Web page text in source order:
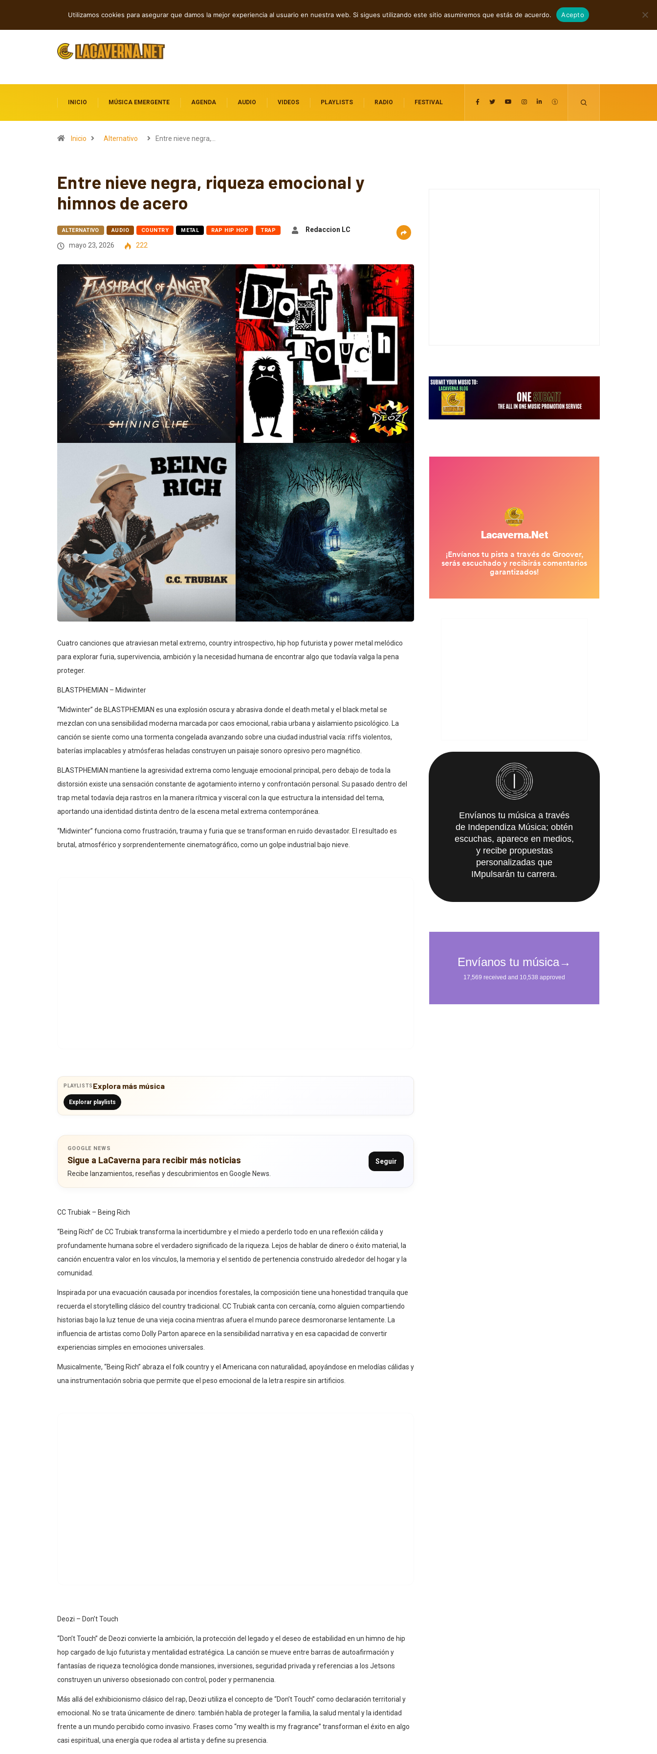
agosto 7, 2026
Entre nieve negra,…
Entre nieve negra, riqueza emocional y
himnos de acero
ALTERNATIVO AUDIO COUNTRY METAL RAP HIP HOP TRAP
mayo 23, 2026
Cuatro canciones que atraviesan metal extremo, country introspectivo, hip hop futurista y power metal melódico
para explorar furia, supervivencia, ambición y la necesidad humana de encontrar algo que todavía valga la pena
proteger.
“Midwinter” de BLASTPHEMIAN es una explosión oscura y abrasiva donde el death metal y el black metal se
mezclan con una sensibilidad moderna marcada por caos emocional, rabia urbana y aislamiento psicológico. La
canción se siente como una tormenta congelada avanzando sobre una ciudad industrial vacía: riffs violentos,
baterías implacables y atmósferas heladas construyen un paisaje sonoro opresivo pero magnético.
BLASTPHEMIAN mantiene la agresividad extrema como lenguaje emocional principal, pero debajo de toda la
distorsión existe una sensación constante de agotamiento interno y confrontación personal. Su pasado dentro del
trap metal todavía deja rastros en la manera rítmica y visceral con la que estructura la intensidad del tema,
aportando una identidad distinta dentro de la escena metal extrema contemporánea.
“Midwinter” funciona como frustración, trauma y furia que se transforman en ruido devastador. El resultado es
brutal, atmosférico y sorprendentemente cinematográfico, como un golpe industrial bajo nieve.
Explora más música
Explorar playlists
Sigue a LaCaverna para recibir más noticias
Recibe lanzamientos, reseñas y descubrimientos en Google News.
Seguir
CC Trubiak – Being Rich
“Being Rich” de CC Trubiak transforma la incertidumbre y el miedo a perderlo todo en una reflexión cálida y
profundamente humana sobre el verdadero significado de la riqueza. Lejos de hablar de dinero o éxito material, la
canción encuentra valor en los vínculos, la memoria y el sentido de pertenencia construido alrededor del hogar y la
Inspirada por una evacuación causada por incendios forestales, la composición tiene una honestidad tranquila que
recuerda el storytelling clásico del country tradicional. CC Trubiak canta con cercanía, como alguien compartiendo
historias bajo la luz tenue de una vieja cocina mientras afuera el mundo parece desmoronarse lentamente. La
influencia de artistas como Dolly Parton aparece en la sensibilidad narrativa y en esa capacidad de convertir
experiencias simples en emociones universales.
Musicalmente, “Being Rich” abraza el folk country y el Americana con naturalidad, apoyándose en melodías cálidas y
una instrumentación sobria que permite que el peso emocional de la letra respire sin artificios.
“Don’t Touch” de Deozi convierte la ambición, la protección del legado y el deseo de estabilidad en un himno de hip
hop cargado de lujo futurista y mentalidad estratégica. La canción se mueve entre barras de autoafirmación y
fantasías de riqueza tecnológica donde mansiones, inversiones, seguridad privada y referencias a los Jetsons
construyen un universo obsesionado con control, poder y permanencia.
Más allá del exhibicionismo clásico del rap, Deozi utiliza el concepto de “Don’t Touch” como declaración territorial y
emocional. No se trata únicamente de dinero: también habla de proteger la familia, la salud mental y la identidad
frente a un mundo percibido como invasivo. Frases como “my wealth is my fragrance” transforman el éxito en algo
casi espiritual, una energía que rodea al artista y define su presencia.
Envíanos tu música a través
de Independiza Música; obtén
escuchas, aparece en medios,
y recibe propuestas
personalizadas que
IMpulsarán tu carrera.
Utilizamos cookies para asegurar que damos la mejor experiencia al usuario en nuestra web. Si sigues utilizando este sitio asumiremos que estás de acuerdo. Acepto